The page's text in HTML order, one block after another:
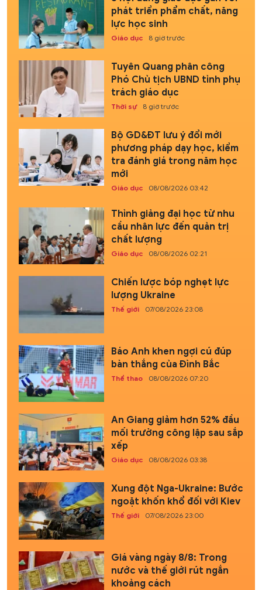
phát triển phẩm chất, năng
lực học sinh
Giáo dục 8 giờ trước
Tuyên Quang phân công
Phó Chủ tịch UBND tỉnh phụ
trách giáo dục
Thời sự 8 giờ trước
Bộ GD&ĐT lưu ý đổi mới
phương pháp dạy học, kiểm
tra đánh giá trong năm học
mới
Giáo dục 08/08/2026 03:42
Thỉnh giảng đại học từ nhu
cầu nhân lực đến quản trị
chất lượng
Giáo dục 08/08/2026 02:21
Chiến lược bóp nghẹt lực
lượng Ukraine
Thế giới 07/08/2026 23:08
Báo Anh khen ngợi cú đúp
bàn thắng của Đình Bắc
Thể thao 08/08/2026 07:20
An Giang giảm hơn 52% đầu
mối trường công lập sau sắp
xếp
Giáo dục 08/08/2026 03:38
Xung đột Nga-Ukraine: Bước
ngoặt khốn khổ đối với Kiev
Thế giới 07/08/2026 23:00
Giá vàng ngày 8/8: Trong
nước và thế giới rút ngắn
khoảng cách